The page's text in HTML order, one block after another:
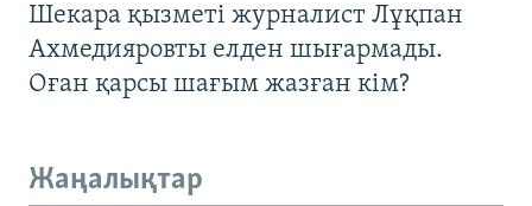
Шекара қызметі журналист Лұқпан
Ахмедияровты елден шығармады.
Оған қарсы шағым жазған кім?
Жаңалықтар